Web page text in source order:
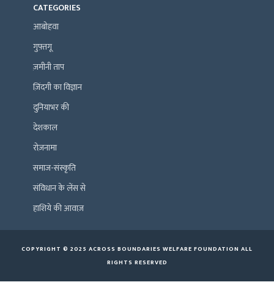
CATEGORIES
आबोहवा
गुफ़्तगू
ज़मीनी ताप
ज़िंदगी का विज्ञान
दुनियाभर की
देशकाल
रोज़नामा
समाज-संस्कृति
संविधान के लेंस से
हाशिये की आवाज़
COPYRIGHT © 2025 ACROSS BOUNDARIES WELFARE FOUNDATION ALL
RIGHTS RESERVED